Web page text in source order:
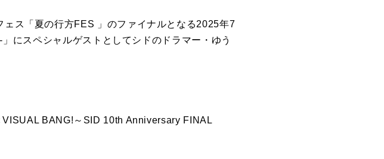
ス「夏の行方FES 」のファイナルとなる2025年7
にスペシャルゲストとしてシドのドラマー・ゆう
BANG!～SID 10th Anniversary FINAL